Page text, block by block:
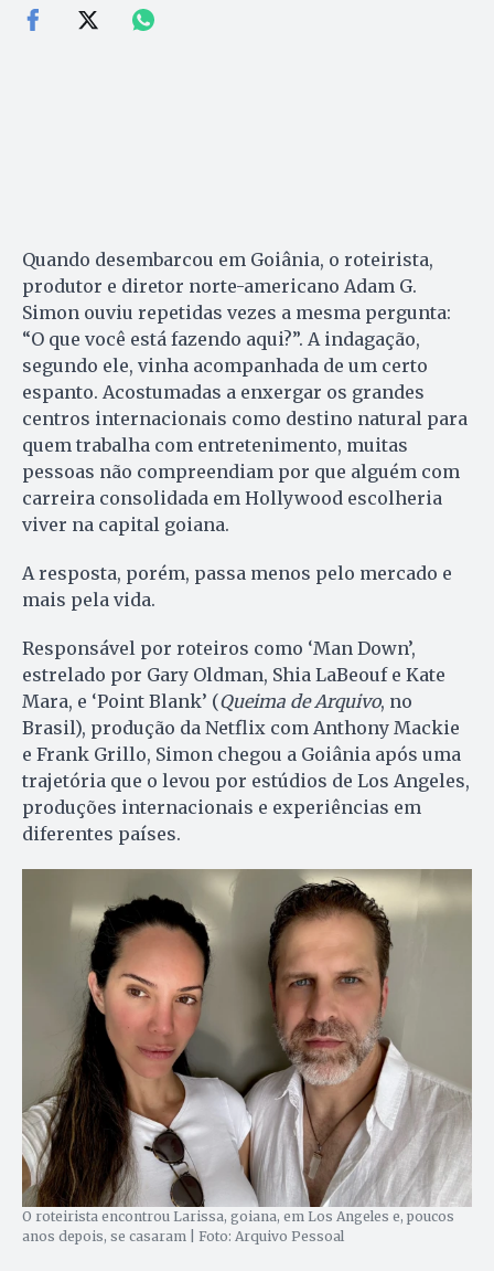
Quando desembarcou em Goiânia, o roteirista,
produtor e diretor norte-americano Adam G.
Simon ouviu repetidas vezes a mesma pergunta:
“O que você está fazendo aqui?”. A indagação,
segundo ele, vinha acompanhada de um certo
espanto. Acostumadas a enxergar os grandes
centros internacionais como destino natural para
quem trabalha com entretenimento, muitas
pessoas não compreendiam por que alguém com
carreira consolidada em Hollywood escolheria
viver na capital goiana.
A resposta, porém, passa menos pelo mercado e
mais pela vida.
Responsável por roteiros como ‘Man Down’,
estrelado por Gary Oldman, Shia LaBeouf e Kate
Mara, e ‘Point Blank’ (Queima de Arquivo, no
Brasil), produção da Netflix com Anthony Mackie
e Frank Grillo, Simon chegou a Goiânia após uma
trajetória que o levou por estúdios de Los Angeles,
produções internacionais e experiências em
diferentes países.
O roteirista encontrou Larissa, goiana, em Los Angeles e, poucos
anos depois, se casaram | Foto: Arquivo Pessoal